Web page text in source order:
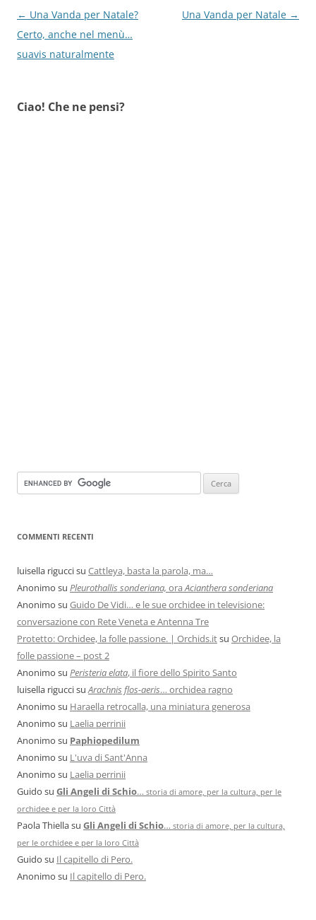
Navigazione
articolo
← Una Vanda per Natale?
Certo, anche nel menù…
suavis naturalmente
Una Vanda per Natale →
Ciao! Che ne pensi?
COMMENTI RECENTI
luisella riguccisu Cattleya, basta la parola, ma…
Anonimo su Pleurothallis sonderiana, oraAcianthera sonderiana
Anonimo su Guido De Vidi… e le sue orchidee in televisione:
conversazione con Rete Veneta e Antenna Tre
Protetto: Orchidee, la folle passione. | Orchids.itsu Orchidee, la
folle passione – post 2
Anonimo su Peristeria elata, il fiore dello Spirito Santo
luisella riguccisuArachnis flos-aeris… orchidea ragno
Anonimo su Haraella retrocalla, una miniatura generosa
Anonimo su Laelia perrinii
Anonimo su Paphiopedilum
Anonimo su L'uva di Sant'Anna
Anonimo su Laelia perrinii
Guido su Gli Angeli di Schio… storia di amore, per la cultura, per le
orchidee e per la loro Città
Paola Thiellasu Gli Angeli di Schio… storia di amore, per la cultura,
per le orchidee e per la loro Città
Guido su Il capitello di Pero.
Anonimo su Il capitello di Pero.